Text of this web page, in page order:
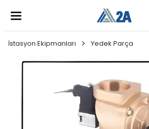
İstasyon Ekipmanları Yedek Parça